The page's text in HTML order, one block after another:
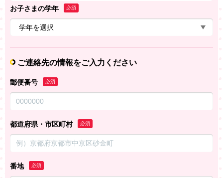
お子さまの学年 必須
ご連絡先の情報をご入力ください
郵便番号 必須
都道府県・市区町村 必須
番地 必須